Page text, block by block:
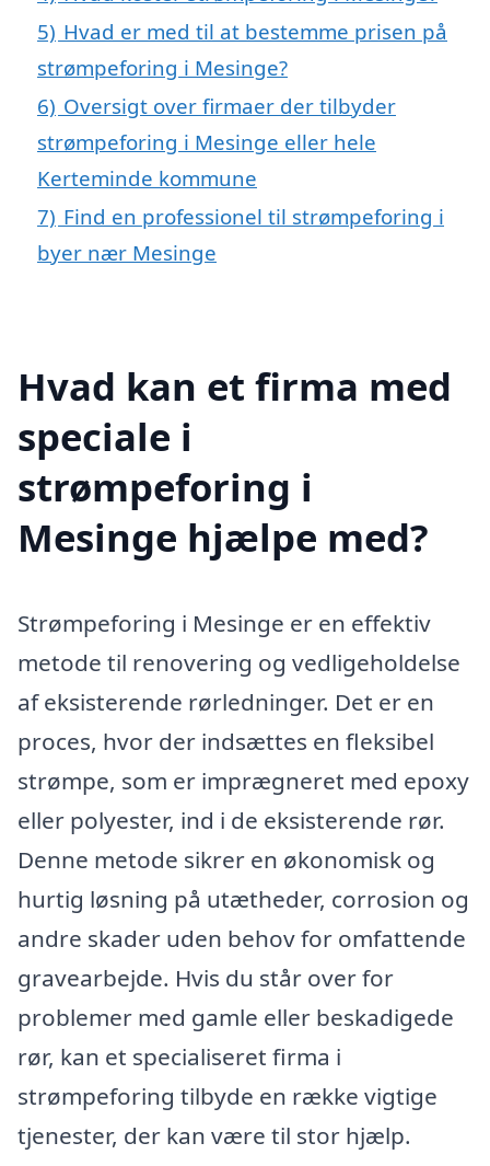
5) Hvad er med til at bestemme prisen på
strømpeforing i Mesinge?
6) Oversigt over firmaer der tilbyder
strømpeforing i Mesinge eller hele
Kerteminde kommune
7) Find en professionel til strømpeforing i
byer nær Mesinge
Hvad kan et firma med
speciale i
strømpeforing i
Mesinge hjælpe med?
Strømpeforing i Mesinge er en effektiv
metode til renovering og vedligeholdelse
af eksisterende rørledninger. Det er en
proces, hvor der indsættes en fleksibel
strømpe, som er imprægneret med epoxy
eller polyester, ind i de eksisterende rør.
Denne metode sikrer en økonomisk og
hurtig løsning på utætheder, corrosion og
andre skader uden behov for omfattende
gravearbejde. Hvis du står over for
problemer med gamle eller beskadigede
rør, kan et specialiseret firma i
strømpeforing tilbyde en række vigtige
tjenester, der kan være til stor hjælp.